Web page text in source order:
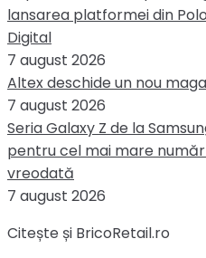
lansarea platformei din
Digital
7 august 2026
Altex deschide un nou
7 august 2026
Seria Galaxy Z de la
pentru cel mai mare
vreodată
7 august 2026
Citește și BricoRetail.ro